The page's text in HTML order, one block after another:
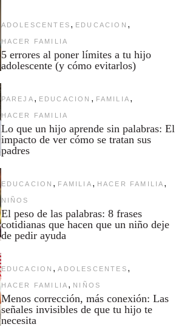
ADOLESCENTES , EDUCACION ,
HACER FAMILIA
5 errores al poner límites a tu hijo
adolescente (y cómo evitarlos)
PAREJA , EDUCACION , FAMILIA ,
HACER FAMILIA
Lo que un hijo aprende sin palabras: El
impacto de ver cómo se tratan sus
padres
EDUCACION , FAMILIA , HACER FAMILIA ,
NIÑOS
El peso de las palabras: 8 frases
cotidianas que hacen que un niño deje
de pedir ayuda
EDUCACION , ADOLESCENTES ,
HACER FAMILIA , NIÑOS
Menos corrección, más conexión: Las
señales invisibles de que tu hijo te
necesita